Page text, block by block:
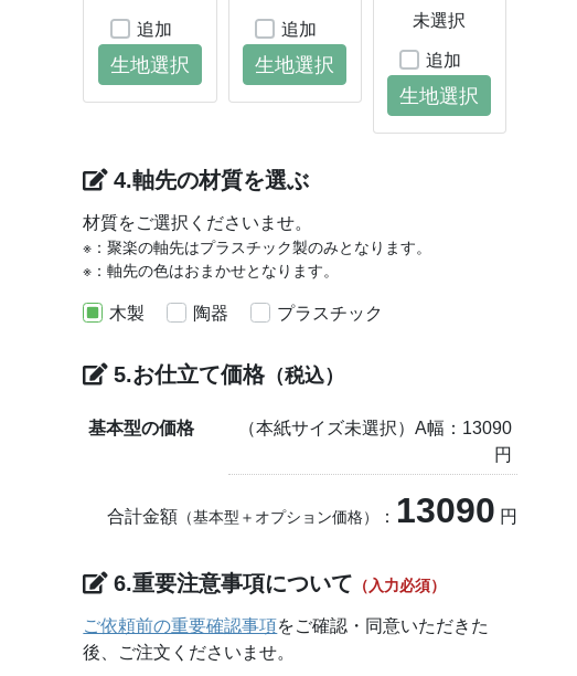
追加
生地選択
追加
生地選択
未選択
追加
生地選択
4.軸先の材質を選ぶ
材質をご選択くださいませ。
※：聚楽の軸先はプラスチック製のみとなります。
※：軸先の色はおまかせとなります。
木製 陶器 プラスチック
5.お仕立て価格 （税込）
基本型の価格
（本紙サイズ未選択）A幅：13090
円
合計金額 （基本型＋オプション価格） ： 13090 円
6.重要注意事項について （入力必須）
ご依頼前の重要確認事項をご確認・同意いただきた
後、ご注文くださいませ。